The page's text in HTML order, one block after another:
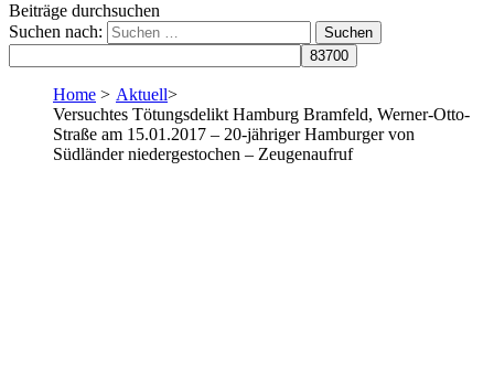
Beiträge durchsuchen
Suchen nach:
Home > Aktuell>
Versuchtes Tötungsdelikt Hamburg Bramfeld, Werner-Otto-
Straße am 15.01.2017 – 20-jähriger Hamburger von
Südländer niedergestochen – Zeugenaufruf